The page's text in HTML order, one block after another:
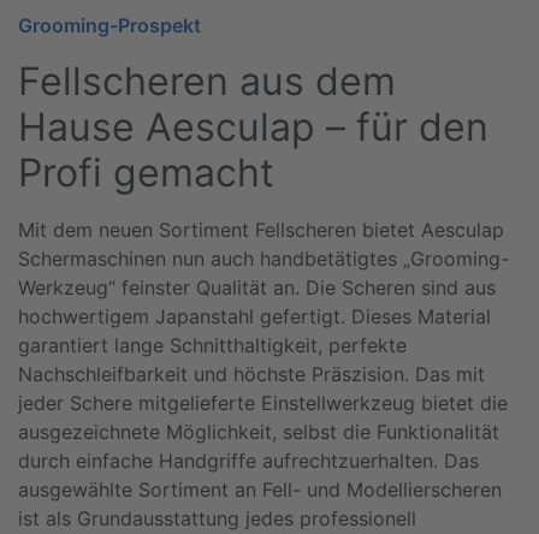
Grooming-Prospekt
Fellscheren aus dem
Hause Aesculap – für den
Profi gemacht
Mit dem neuen Sortiment Fellscheren bietet Aesculap
Schermaschinen nun auch handbetätigtes „Grooming-
Werkzeug“ feinster Qualität an. Die Scheren sind aus
hochwertigem Japanstahl gefertigt. Dieses Material
garantiert lange Schnitthaltigkeit, perfekte
Nachschleifbarkeit und höchste Präszision. Das mit
jeder Schere mitgelieferte Einstellwerkzeug bietet die
ausgezeichnete Möglichkeit, selbst die Funktionalität
durch einfache Handgriffe aufrechtzuerhalten. Das
ausgewählte Sortiment an Fell- und Modellierscheren
ist als Grundausstattung jedes professionell